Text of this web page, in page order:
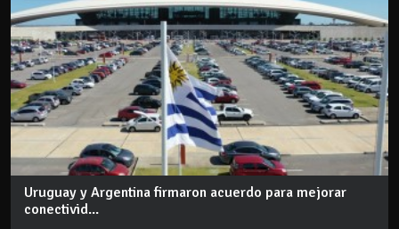
Uruguay y Argentina firmaron acuerdo para mejorar
conectivid...